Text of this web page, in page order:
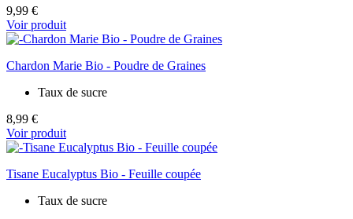
9,99 €
Voir produit
Chardon Marie Bio - Poudre de Graines
Taux de sucre
8,99 €
Voir produit
Tisane Eucalyptus Bio - Feuille coupée
Taux de sucre